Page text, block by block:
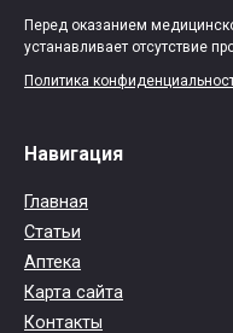
Перед оказанием
устанавливает отсутствие
Политика
Навигация
Главная
Статьи
Аптека
Карта сайта
Контакты